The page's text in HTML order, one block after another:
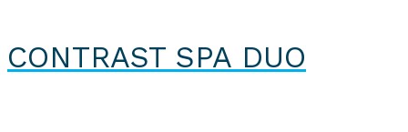
CONTRAST SPA DUO